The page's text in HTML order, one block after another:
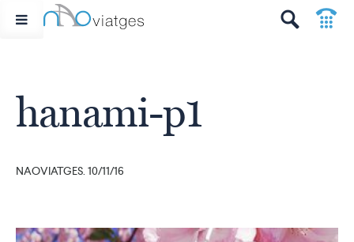
hanami-p1
NAOVIATGES. 10/11/16
t
p